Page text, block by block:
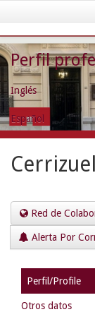
navigation
Perfil
Inglés
Español
Red de
Alerta Por
Perfil/Profile
Otros datos